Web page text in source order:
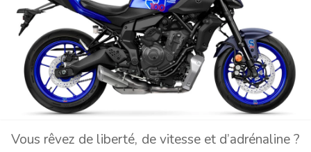
Vous rêvez de liberté, de vitesse et d’adrénaline ?